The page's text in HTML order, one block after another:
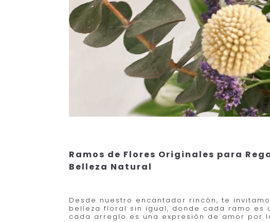
Ramos de Flores Originales para
Belleza Natural
Desde nuestro encantador rincón, te
belleza floral sin igual, donde cada ramo es
cada arreglo es una expresión de amor por